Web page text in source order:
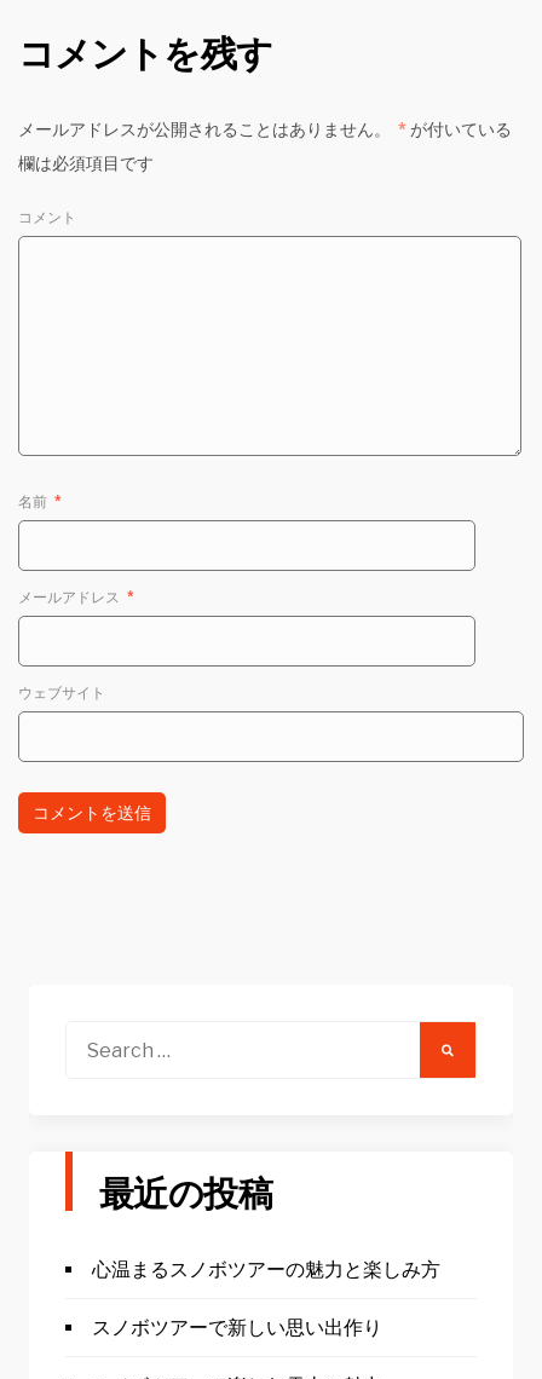
コメントを残す
メールアドレスが公開されることはありません。 * が付いている
欄は必須項目です
コメント
名前 *
メールアドレス *
ウェブサイト
Search
最近の投稿
心温まるスノボツアーの魅力と楽しみ方
スノボツアーで新しい思い出作り